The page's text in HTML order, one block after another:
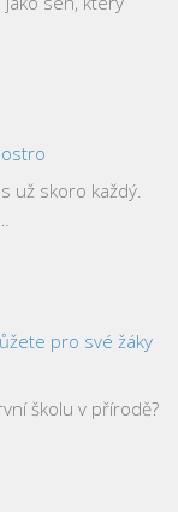
už skoro každý.
pro své žáky
školu v přírodě?